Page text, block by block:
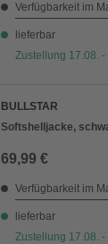
Verfügbarkeit im
lieferbar
Zustellung 17.08. -
BULLSTAR
Softshelljacke,
69,99 €
Verfügbarkeit im
lieferbar
Zustellung 17.08. -